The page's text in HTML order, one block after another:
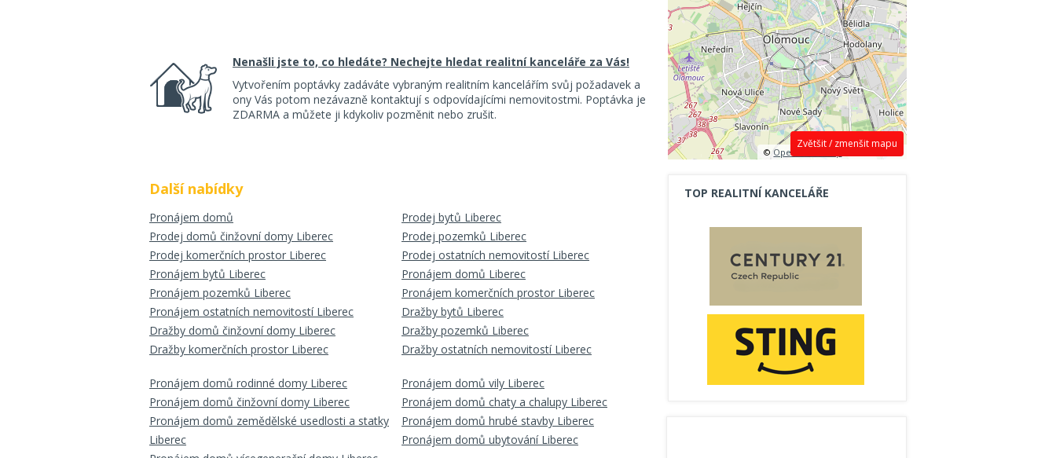
Nenašli jste to, co hledáte? Nechejte hledat realitní kanceláře za Vás!
Vytvořením poptávky zadáváte vybraným realitním kancelářím svůj požadavek a
ony Vás potom nezávazně kontaktují s odpovídajícími nemovitostmi. Poptávka je
ZDARMA a můžete ji kdykoliv pozměnit nebo zrušit.
Další nabídky
Pronájem domů
Prodej bytů Liberec
Prodej domů činžovní domy Liberec
Prodej pozemků Liberec
Prodej komerčních prostor Liberec
Prodej ostatních nemovitostí Liberec
Pronájem bytů Liberec
Pronájem domů Liberec
Pronájem pozemků Liberec
Pronájem komerčních prostor Liberec
Pronájem ostatních nemovitostí Liberec
Dražby bytů Liberec
Dražby domů činžovní domy Liberec
Dražby pozemků Liberec
Dražby komerčních prostor Liberec
Dražby ostatních nemovitostí Liberec
Pronájem domů rodinné domy Liberec
Pronájem domů vily Liberec
Pronájem domů činžovní domy Liberec
Pronájem domů chaty a chalupy Liberec
Pronájem domů zemědělské usedlosti a statky
Liberec
Pronájem domů hrubé stavby Liberec
Pronájem domů ubytování Liberec
Zvětšit / zmenšit mapu
©OpenStreetMap contributors.
TOP REALITNÍ KANCELÁŘE